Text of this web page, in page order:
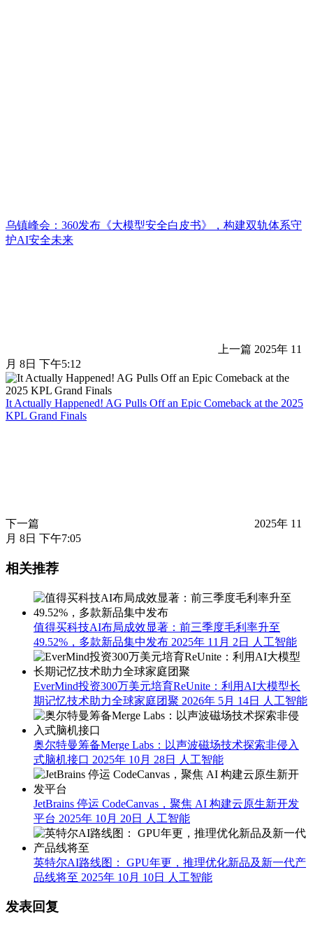
乌镇峰会：360发布《大模型安全白皮书》，构建双轨体系守
护AI安全未来
上一篇 2025年 11
月 8日 下午5:12
It Actually Happened! AG Pulls Off an Epic Comeback at the 2025
KPL Grand Finals
下一篇
2025年 11
月 8日 下午7:05
相关推荐
值得买科技AI布局成效显著：前三季度毛利率升至
49.52%，多款新品集中发布 2025年 11月 2日 人工智能
EverMind投资300万美元培育ReUnite：利用AI大模型长
期记忆技术助力全球家庭团聚 2026年 5月 14日 人工智能
奥尔特曼筹备Merge Labs：以声波磁场技术探索非侵入
式脑机接口 2025年 10月 28日 人工智能
JetBrains 停运 CodeCanvas，聚焦 AI 构建云原生新开发
平台 2025年 10月 20日 人工智能
英特尔AI路线图： GPU年更，推理优化新品及新一代产
品线将至 2025年 10月 10日 人工智能
发表回复